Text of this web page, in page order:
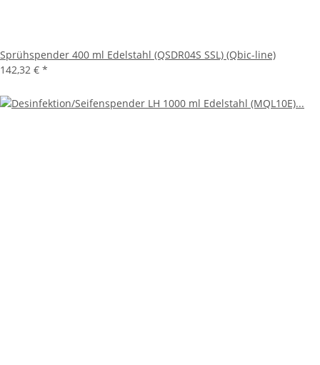
Sprühspender 400 ml Edelstahl (QSDR04S SSL) (Qbic-line)
142,32 € *